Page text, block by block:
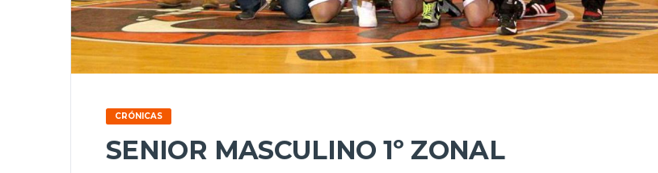
CRÓNICAS
SENIOR MASCULINO 1º ZONAL